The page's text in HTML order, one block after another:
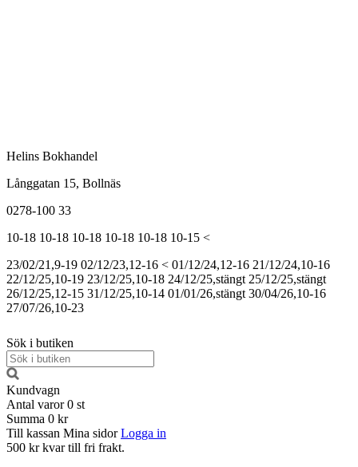
Helins Bokhandel
Långgatan 15, Bollnäs
0278-100 33
10-18 10-18 10-18 10-18 10-18 10-15 <
23/02/21,9-19 02/12/23,12-16 < 01/12/24,12-16 21/12/24,10-16
22/12/25,10-19 23/12/25,10-18 24/12/25,stängt 25/12/25,stängt
26/12/25,12-15 31/12/25,10-14 01/01/26,stängt 30/04/26,10-16
27/07/26,10-23
Sök i butiken
Kundvagn
Antal varor 0 st
Summa 0 kr
Till kassan Mina sidor Logga in
500 kr kvar till fri frakt.